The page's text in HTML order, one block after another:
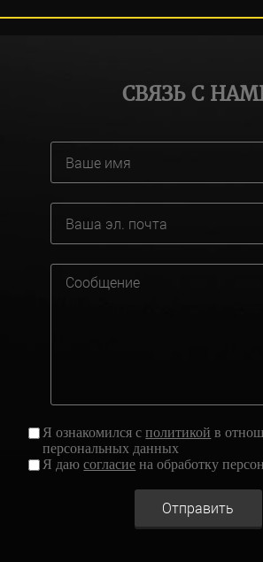
СВЯЗЬ С
Я ознакомился сполитикой в
персональных данных
Я даюсогласие на обработку
Отправить